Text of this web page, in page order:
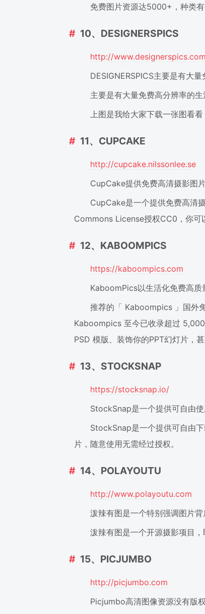
免费图片资源达5000+，种类
10、DESIGNERSPICS
http://www.designerspics.com
DESIGNERSPICS主要是有大
主要是有大量免费高分辨率的
上图是我给大家下载一张图看
11、CUPCAKE
http://cupcake.nilssonlee.se
CupCake提供免费高清摄影图
CupCake是一个提供免费高清
Commons License授权CC0，你可
12、KABOOMPICS
https://kaboompics.com
KaboomPics以生活化免费高质
推荐的「 Kaboompics 」国外
Kaboompics 至今已收录超过
PSD 模版、装饰你的PPT幻灯片，
13、STOCKSNAP
https://stocksnap.io/
StockSnap是一个提供可自由
StockSnap是一个提供可自由
片，随意使用无需经过授权。
14、POLAYOUTU
http://www.polayoutu.com
泼辣有图是一个特别强调图片
泼辣有图是一个开源摄影项目
15、PICJUMBO
http://picjumbo.com
Picjumbo高清图像资源没有版